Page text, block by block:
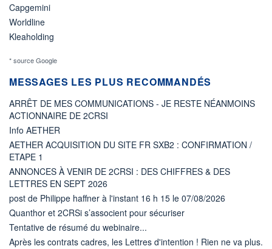
Capgemini
Worldline
Kleaholding
* source Google
MESSAGES LES PLUS RECOMMANDÉS
ARRÊT DE MES COMMUNICATIONS - JE RESTE NÉANMOINS
ACTIONNAIRE DE 2CRSI
Info AETHER
AETHER ACQUISITION DU SITE FR SXB2 : CONFIRMATION /
ETAPE 1
ANNONCES À VENIR DE 2CRSI : DES CHIFFRES & DES
LETTRES EN SEPT 2026
post de Philippe haffner à l'instant 16 h 15 le 07/08/2026
Quanthor et 2CRSi s’associent pour sécuriser
Tentative de résumé du webinaire...
Après les contrats cadres, les Lettres d'intention ! Rien ne va plus.